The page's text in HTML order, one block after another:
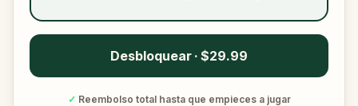
Desbloquear · $29.99
✓ Reembolso total hasta que empieces a jugar